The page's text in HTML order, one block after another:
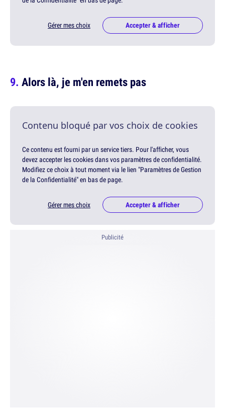
Gérer mes choix Accepter & afficher
Alors là, je m'en remets pas
Contenu bloqué par vos choix de cookies
Ce contenu est fourni par un service tiers. Pour l'afficher, vous
devez accepter les cookies dans vos paramètres de confidentialité.
Modifiez ce choix à tout moment via le lien "Paramètres de Gestion
de la Confidentialité" en bas de page.
Gérer mes choix Accepter & afficher
Publicité